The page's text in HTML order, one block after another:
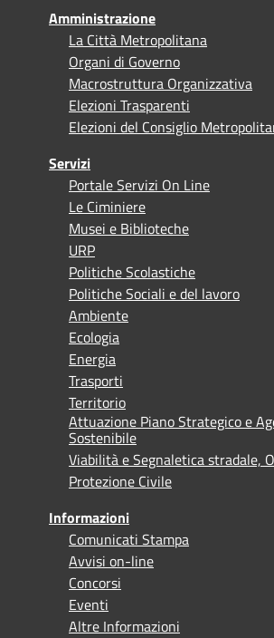
Amministrazione
La Città Metropolitana
Organi di Governo
Macrostruttura Organizzativa
Elezioni Trasparenti
Elezioni del Consiglio
Servizi
Portale Servizi On Line
Le Ciminiere
Musei e Biblioteche
URP
Politiche Scolastiche
Politiche Sociali e del lavoro
Ambiente
Ecologia
Energia
Trasporti
Territorio
Attuazione Piano Strategico e
Sostenibile
Viabilità e Segnaletica stradale,
Protezione Civile
Informazioni
Comunicati Stampa
Avvisi on-line
Concorsi
Eventi
Altre Informazioni